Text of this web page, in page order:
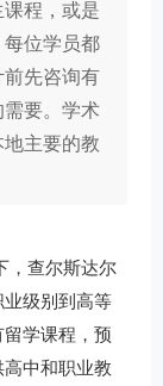
程，或是
位学员都
先咨询有
要。学术
主要的教
，查尔斯达尔
级别到高等
学课程，预
中和职业教